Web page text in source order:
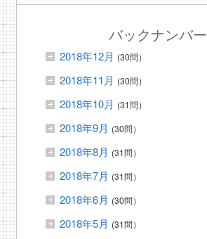
バックナンバー
2018年12月 (30問）
2018年11月 (30問）
2018年10月 (31問）
2018年9月 (30問）
2018年8月 (31問）
2018年7月 (31問）
2018年6月 (30問）
2018年5月 (31問）